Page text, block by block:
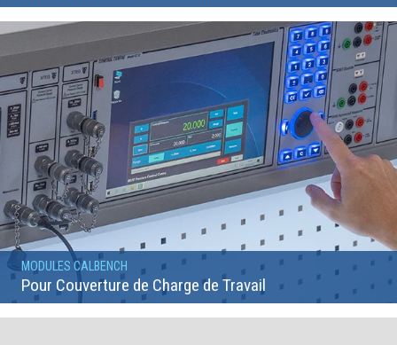
MODULES CALBENCH
Pour Couverture de Charge de Travail